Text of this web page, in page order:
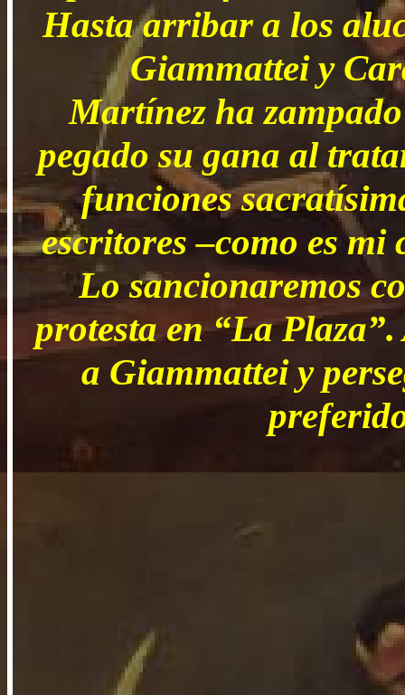
Hasta arribar a los
Giammattei y
Martínez ha
pegado su gana al
funciones
escritores –como es
Lo sancionaremos
protesta en “La
a Giammattei y